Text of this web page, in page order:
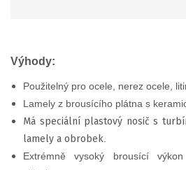
Výhody:
Použitelný pro ocele, nerez ocele,
Lamely z brousícího plátna s
Má speciální plastový nosič s
lamely a obrobek
Extrémně vysoký brousící